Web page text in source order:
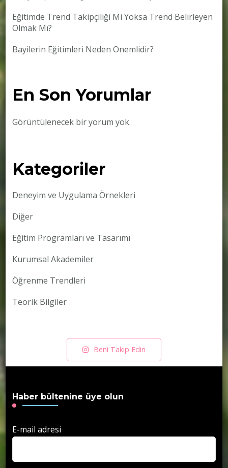
Eğitimde Trend Takipçiliği Mi Yoksa Trend Belirleyen
Olmak Mı?
Bayilerin Eğitimleri Neden Önemlidir?
En Son Yorumlar
Görüntülenecek bir yorum yok.
Kategoriler
Deneyim ve Uygulama Örnekleri
Diğer
Eğitim Programları ve Tasarımı
Kurumsal Akademiler
Öğrenme Trendleri
Teorik Bilgiler
Beni Takip Edin
Haber bültenine üye olun
E-mail adresi